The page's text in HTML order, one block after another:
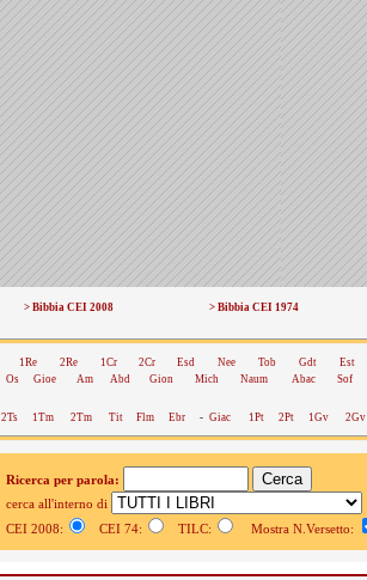
> Bibbia CEI 2008 > Bibbia CEI 1974
1Re 2Re 1Cr 2Cr Esd Nee Tob Gdt Est
Os Gioe Am Abd Gion Mich Naum Abac Sof
2Ts 1Tm 2Tm Tit Flm Ebr - Giac 1Pt 2Pt 1Gv 2Gv
Ricerca per parola:
cerca all'interno di
CEI 2008:
CEI 74: TILC: Mostra N.Versetto: